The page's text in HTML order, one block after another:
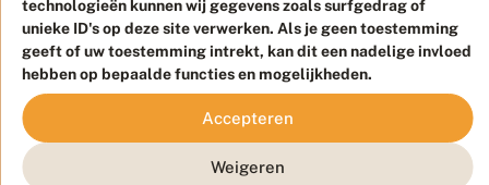
technologieën kunnen wij gegevens zoals surfgedrag of
unieke ID's op deze site verwerken. Als je geen toestemming
geeft of uw toestemming intrekt, kan dit een nadelige invloed
hebben op bepaalde functies en mogelijkheden.
Accepteren
Weigeren
in
de
planten,
zijn
er
al
wel
flink...
Contact
Veelgestelde vragen
Doneer
Privacy
Disclaimer
Sitemap